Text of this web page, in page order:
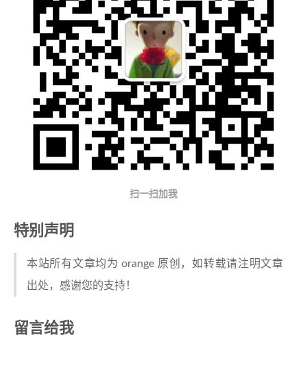
扫一扫加我
特别声明
本站所有文章均为 orange 原创，如转载请注明文章
出处，感谢您的支持！
留言给我